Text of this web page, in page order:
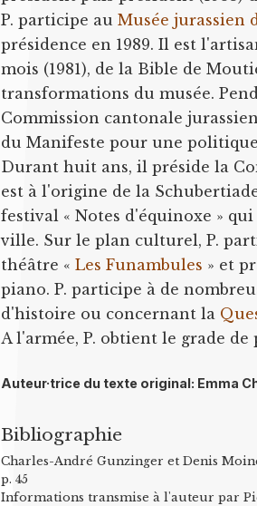
P. participe auMusée jurassien
présidence en 1989. Il est
mois (1981), de la Bible de
transformations du musée.
Commission cantonale
du Manifeste pour une
Durant huit ans, il préside la
est à l'origine de la
festival « Notes d'équinoxe »
ville. Sur le plan culturel, P.
théâtre «Les Funambules » et
piano. P. participe à de
d'histoire ou concernant la
A l'armée, P. obtient le grade
Auteur·trice du texte original: Emma
Bibliographie
Charles-André Gunzinger et Denis
p. 45
Informations transmise à l'auteur par